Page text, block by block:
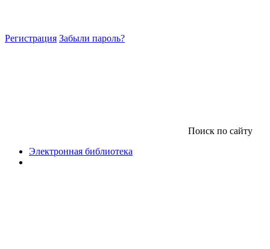
Регистрация Забыли пароль?
Поиск по сайту
Электронная библиотека